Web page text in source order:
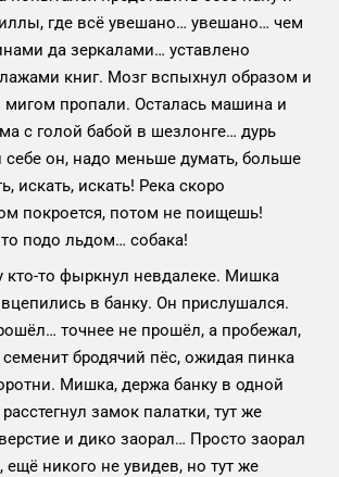
где всё увешано… увешано… чем
да зеркалами… уставлено
книг. Мозг вспыхнул образом и
мигом пропали. Осталась машина и
с голой бабой в шезлонге… дурь
себе он, надо меньше думать, больше
искать, искать! Река скоро
покроется, потом не поищешь!
подо льдом… собака!
кто-то фыркнул невдалеке. Мишка
в банку. Он прислушался.
точнее не прошёл, а пробежал,
семенит бродячий пёс, ожидая пинка
Мишка, держа банку в одной
расстегнул замок палатки, тут же
и дико заорал… Просто заорал
никого не увидев, но тут же